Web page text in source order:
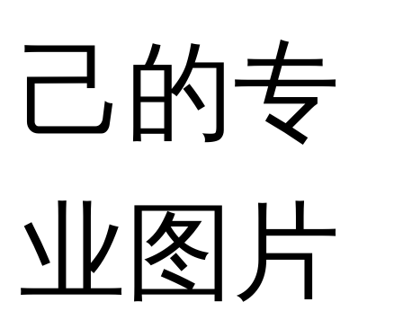
己的专
业图片